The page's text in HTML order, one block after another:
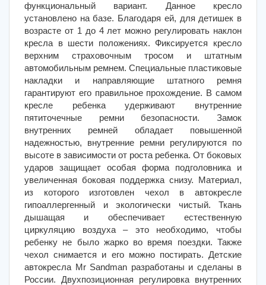
функциональный вариант. Данное кресло
установлено на базе. Благодаря ей, для детишек в
возрасте от 1 до 4 лет можно регулировать наклон
кресла в шести положениях. Фиксируется кресло
верхним страховочным тросом и штатным
автомобильным ремнем. Специальные пластиковые
накладки и направляющие штатного ремня
гарантируют его правильное прохождение. В самом
кресле ребенка удерживают внутренние
пятиточечные ремни безопасности. Замок
внутренних ремней обладает повышенной
надежностью, внутренние ремни регулируются по
высоте в зависимости от роста ребенка. От боковых
ударов защищает особая форма подголовника и
увеличенная боковая поддержка снизу. Материал,
из которого изготовлен чехол в автокресле
гипоаллергенный и экологически чистый. Ткань
дышащая и обеспечивает естественную
циркуляцию воздуха – это необходимо, чтобы
ребенку не было жарко во время поездки. Также
чехол снимается и его можно постирать. Детские
автокресла Mr Sandman разработаны и сделаны в
России. Двухпозиционная регулировка внутренних